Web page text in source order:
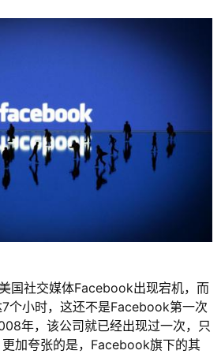
国社交媒体Facebook出现宕机，而
个小时，这还不是Facebook第一次
年，该公司就已经出现过一次，只
加夸张的是，Facebook旗下的其